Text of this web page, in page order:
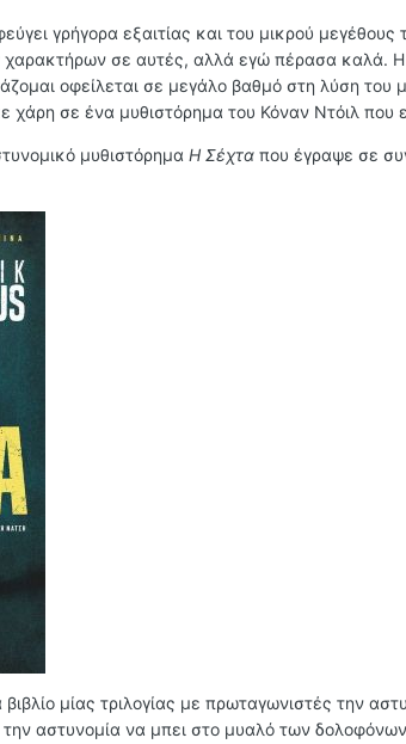
γρήγορα εξαιτίας και του μικρού μεγέθους
χαρακτήρων σε αυτές, αλλά εγώ πέρασα καλά. Η
οφείλεται σε μεγάλο βαθμό στη λύση του
χάρη σε ένα μυθιστόρημα του Κόναν Ντόιλ που
μυθιστόρημα Η Σέχτα που έγραψε σε
μίας τριλογίας με πρωταγωνιστές την
αστυνομία να μπει στο μυαλό των